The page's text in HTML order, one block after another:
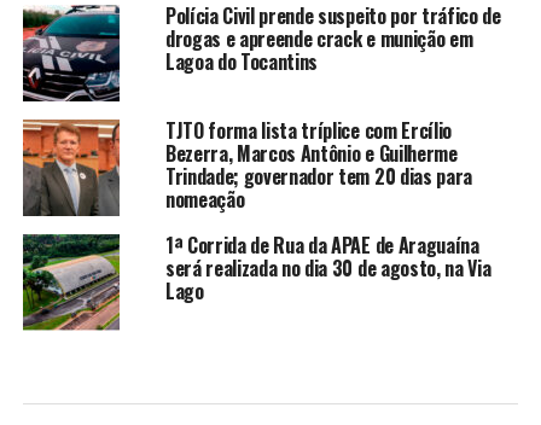
Polícia Civil prende suspeito por tráfico de
drogas e apreende crack e munição em
Lagoa do Tocantins
TJTO forma lista tríplice com Ercílio
Bezerra, Marcos Antônio e Guilherme
Trindade; governador tem 20 dias para
nomeação
1ª Corrida de Rua da APAE de Araguaína
será realizada no dia 30 de agosto, na Via
Lago